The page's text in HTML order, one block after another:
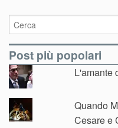
Post più popolari
L'amante
Quando
Cesare e